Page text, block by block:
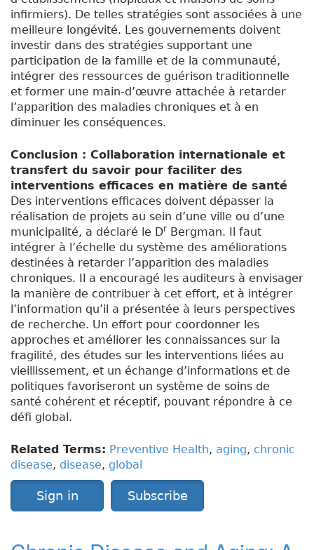
infirmiers). De telles stratégies sont associées à une
meilleure longévité. Les gouvernements doivent
investir dans des stratégies supportant une
participation de la famille et de la communauté,
intégrer des ressources de guérison traditionnelle
et former une main-d’œuvre attachée à retarder
l’apparition des maladies chroniques et à en
diminuer les conséquences.
Conclusion : Collaboration internationale et
transfert du savoir pour faciliter des
interventions efficaces en matière de santé
Des interventions efficaces doivent dépasser la
réalisation de projets au sein d’une ville ou d’une
municipalité, a déclaré le Dr Bergman. Il faut
intégrer à l’échelle du système des améliorations
destinées à retarder l’apparition des maladies
chroniques. Il a encouragé les auditeurs à envisager
la manière de contribuer à cet effort, et à intégrer
l’information qu’il a présentée à leurs perspectives
de recherche. Un effort pour coordonner les
approches et améliorer les connaissances sur la
fragilité, des études sur les interventions liées au
vieillissement, et un échange d’informations et de
politiques favoriseront un système de soins de
santé cohérent et réceptif, pouvant répondre à ce
défi global.
Related Terms: Preventive Health, aging, chronic
disease, disease, global
Sign in Subscribe